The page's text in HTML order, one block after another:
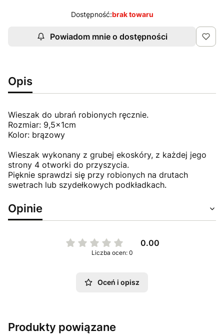
Dostępność:brak towaru
Powiadom mnie o dostępności
Opis
Wieszak do ubrań robionych ręcznie.
Rozmiar: 9,5x1cm
Kolor: brązowy
Wieszak wykonany z grubej ekoskóry, z każdej jego
strony 4 otworki do przyszycia.
Pięknie sprawdzi się przy robionych na drutach
swetrach lub szydełkowych podkładkach.
Opinie
0.00
Liczba ocen: 0
Oceń i opisz
Produkty powiązane